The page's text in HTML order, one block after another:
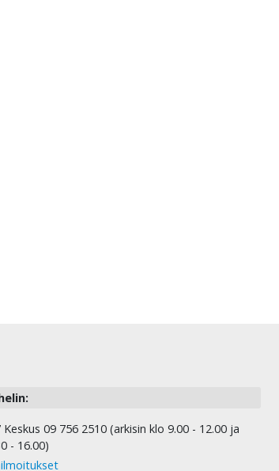
Keskus 09 756 2510 (arkisin klo 9.00 - 12.00 ja
- 16.00)